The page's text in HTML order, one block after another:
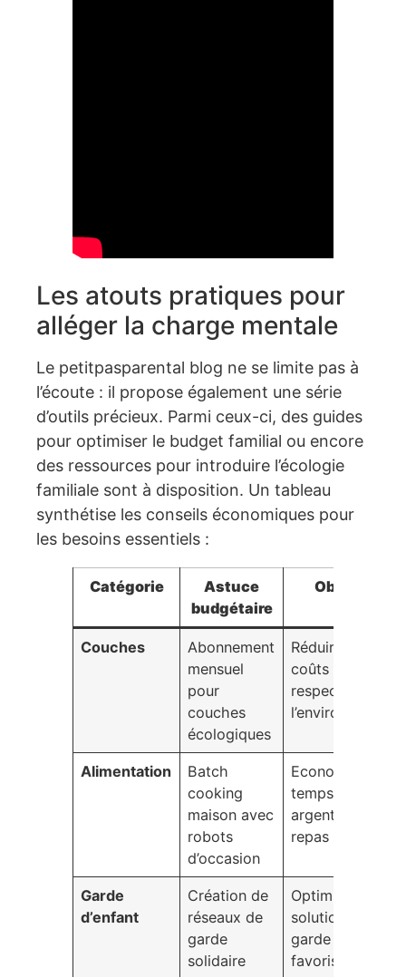
Les atouts pratiques pour
alléger la charge mentale
Le petitpasparental blog ne se limite pas à
l’écoute : il propose également une série
d’outils précieux. Parmi ceux-ci, des guides
pour optimiser le budget familial ou encore
des ressources pour introduire l’écologie
familiale sont à disposition. Un tableau
synthétise les conseils économiques pour
les besoins essentiels :
Catégorie
Astuce
budgétaire
Objectif
Couches
Abonnement
mensuel
pour
couches
écologiques
Réduire les
coûts tout en
respectant
l’environnement
Alimentation
Batch
cooking
maison avec
robots
d’occasion
Economiser
temps et
argent sur les
repas
Garde
d’enfant
Création de
réseaux de
garde
solidaire
Optimiser les
solutions de
garde tout en
favorisant